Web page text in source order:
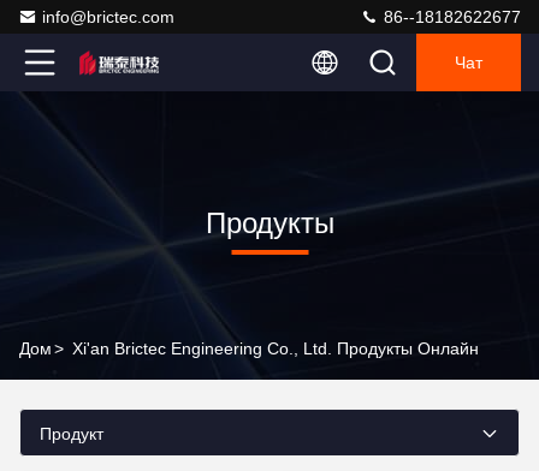
info@brictec.com 86--18182622677
Чат
Продукты
Дом> Xi'an Brictec Engineering Co., Ltd. Продукты Онлайн
Продукт